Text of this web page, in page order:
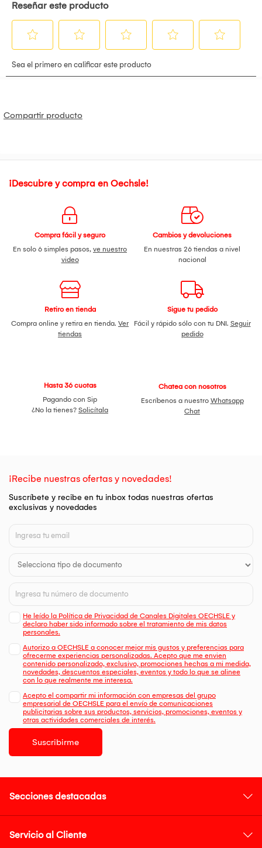
Compartir producto
¡Descubre y compra en Oechsle!
Compra fácil y seguro
En solo 6 simples pasos, ve nuestro
video
Cambios y devoluciones
En nuestras 26 tiendas a nivel
nacional
Retiro en tienda
Compra online y retira en tienda. Ver
tiendas
Sigue tu pedido
Fácil y rápido sólo con tu DNI. Seguir
pedido
Hasta 36 cuotas
Pagando con Sip
¿No la tienes? Solicítala
Chatea con nosotros
Escríbenos a nuestro Whatsapp
Chat
¡Recibe nuestras ofertas y novedades!
Suscríbete y recibe en tu inbox todas nuestras ofertas
exclusivas y novedades
He leído la Política de Privacidad de Canales Digitales OECHSLE y
declaro haber sido informado sobre el tratamiento de mis datos
personales.
Autorizo a OECHSLE a conocer mejor mis gustos y preferencias para
ofrecerme experiencias personalizadas. Acepto que me envien
contenido personalizado, exclusivo, promociones hechas a mi medida,
novedades, descuentos especiales, eventos y todo lo que se alinee
con lo que realmente me interesa.
Acepto el compartir mi información con empresas del grupo
empresarial de OECHSLE para el envío de comunicaciones
publicitarias sobre sus productos, servicios, promociones, eventos y
otras actividades comerciales de interés.
Suscribirme
Secciones destacadas
Servicio al Cliente